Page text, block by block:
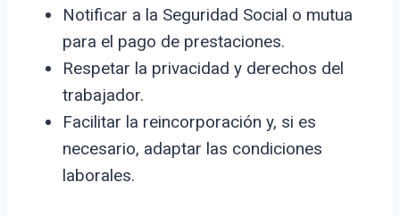
Notificar a la Seguridad Social o mutua
para el pago de prestaciones.
Respetar la privacidad y derechos del
trabajador.
Facilitar la reincorporación y, si es
necesario, adaptar las condiciones
laborales.